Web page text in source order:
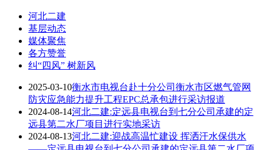
河北二建
基层动态
媒体聚焦
各方赞誉
纠“四风” 树新风
2025-03-10衡水市电视台赴十分公司衡水市区燃气管网
防灾应急能力提升工程EPC总承包进行采访报道
2024-08-14河北二建:定远县电视台到七分公司承建的定
远县第二水厂项目进行实地采访
2024-08-13河北二建:迎战高温忙建设 挥洒汗水保供水